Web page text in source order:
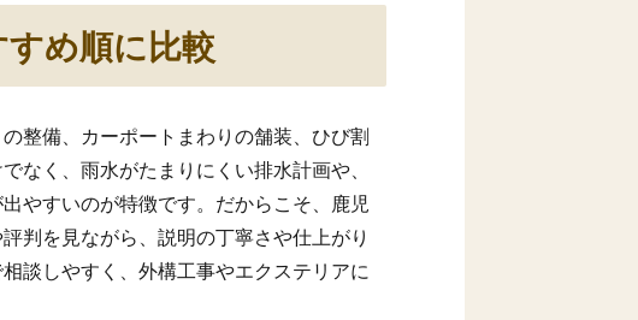
め順に比較
整備、カーポートまわりの舗装、ひび割
なく、雨水がたまりにくい排水計画や、
やすいのが特徴です。だからこそ、鹿児
判を見ながら、説明の丁寧さや仕上がり
談しやすく、外構工事やエクステリアに